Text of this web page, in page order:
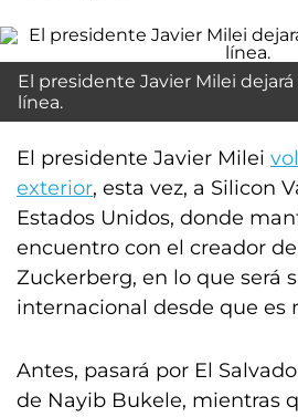
El presidente Javier Milei
línea.
El presidente Javier Milei
exterior, esta vez, a Silicon
Estados Unidos, donde
encuentro con el creador
Zuckerberg, en lo que será
internacional desde que es
Antes, pasará por El
de Nayib Bukele, mientras